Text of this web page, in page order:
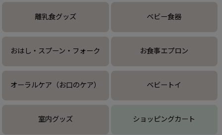
離乳食グッズ ベビー食器
おはし・スプーン・フォーク お食事エプロン
オーラルケア（お口のケア） ベビートイ
室内グッズ ショッピングカート